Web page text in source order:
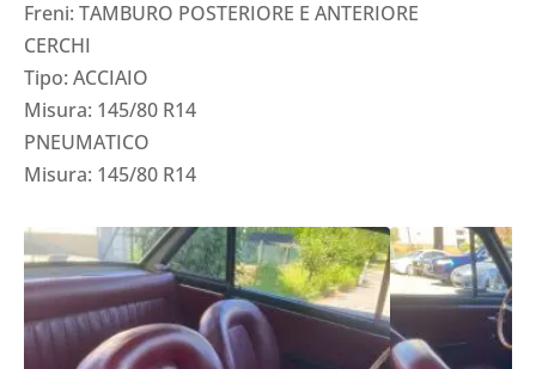
Freni: TAMBURO POSTERIORE E ANTERIORE
CERCHI
Tipo: ACCIAIO
Misura: 145/80 R14
PNEUMATICO
Misura: 145/80 R14